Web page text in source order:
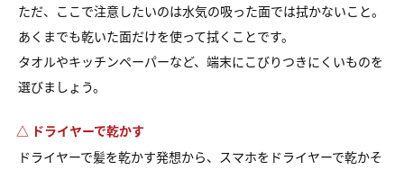
ただ、ここで注意したいのは水気の吸った面では拭かないこと。
あくまでも乾いた面だけを使って拭くことです。
タオルやキッチンペーパーなど、端末にこびりつきにくいものを
選びましょう。
△ ドライヤーで乾かす
ドライヤーで髪を乾かす発想から、スマホをドライヤーで乾かそ